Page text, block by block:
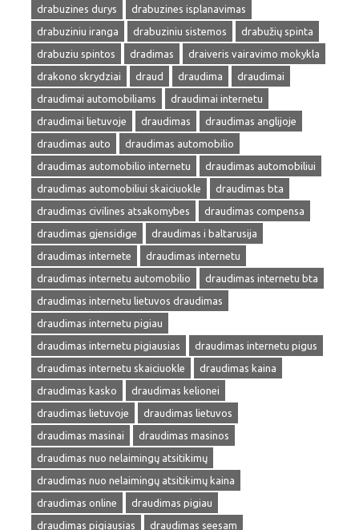
drabuzines durys
drabuzines isplanavimas
drabuziniu iranga
drabuziniu sistemos
drabužių spinta
drabuziu spintos
dradimas
draiveris vairavimo mokykla
drakono skrydziai
draud draudima
draudimai
draudimai automobiliams
draudimai internetu
draudimai lietuvoje
draudimas
draudimas anglijoje
draudimas auto
draudimas automobilio
draudimas automobilio internetu
draudimas automobiliui
draudimas automobiliui skaiciuokle
draudimas bta
draudimas civilines atsakomybes
draudimas compensa
draudimas gjensidige
draudimas i baltarusija
draudimas internete
draudimas internetu
draudimas internetu automobilio
draudimas internetu bta
draudimas internetu lietuvos draudimas
draudimas internetu pigiau
draudimas internetu pigiausias
draudimas internetu pigus
draudimas internetu skaiciuokle
draudimas kaina
draudimas kasko
draudimas kelionei
draudimas lietuvoje
draudimas lietuvos
draudimas masinai
draudimas masinos
draudimas nuo nelaimingų atsitikimų
draudimas nuo nelaimingų atsitikimų kaina
draudimas online
draudimas pigiau
draudimas pigiausias
draudimas seesam